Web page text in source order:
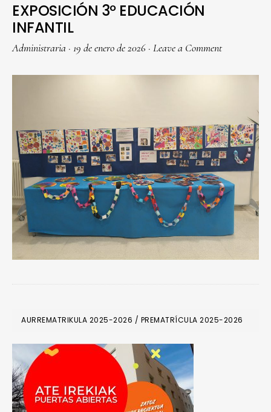
EXPOSICIÓN 3º EDUCACIÓN
INFANTIL
Administraria · 19 de enero de 2026 · Leave a Comment
PRIMARY
SIDEBAR
AURREMATRIKULA 2025-2026 / PREMATRÍCULA 2025-2026